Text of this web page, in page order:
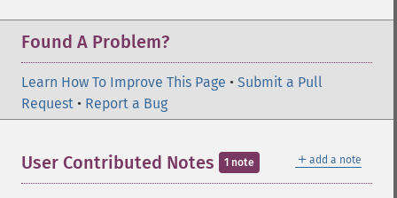
Found A Problem?
Learn How To Improve This Page • Submit a Pull
Request • Report a Bug
＋ add a note
User Contributed Notes 1 note